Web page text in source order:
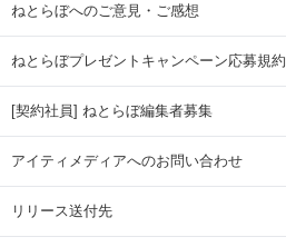
ねとらぼへのご意見・ご感想
ねとらぼプレゼントキャンペーン応募規約
[契約社員] ねとらぼ編集者募集
アイティメディアへのお問い合わせ
リリース送付先